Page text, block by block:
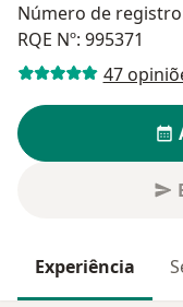
Número de registro:
RQE Nº: 995371
47
Experiência